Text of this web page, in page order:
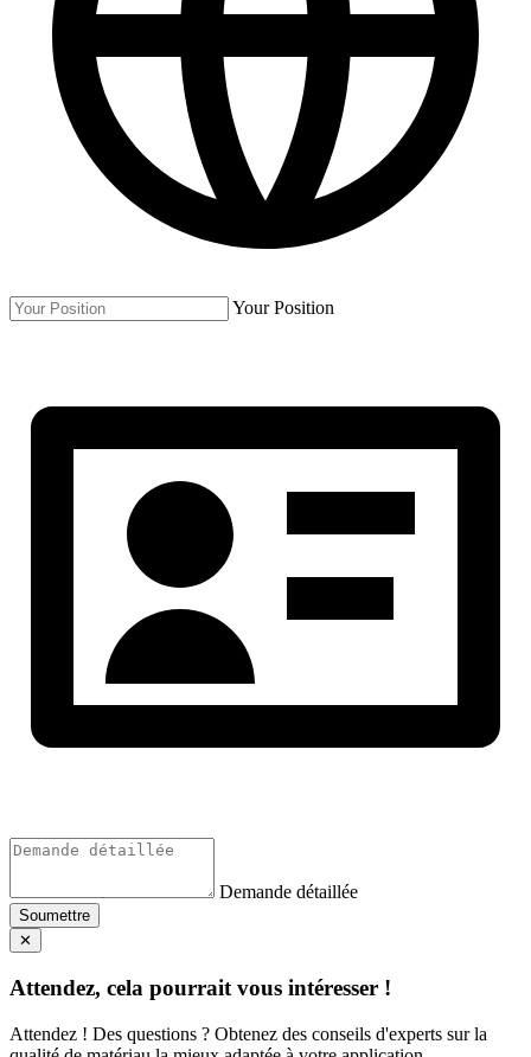
Your Position
Demande détaillée
Soumettre
✕
Attendez, cela pourrait vous intéresser !
Attendez ! Des questions ? Obtenez des conseils d'experts sur la